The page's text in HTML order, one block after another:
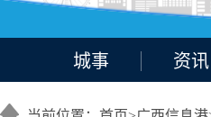
城事 资讯